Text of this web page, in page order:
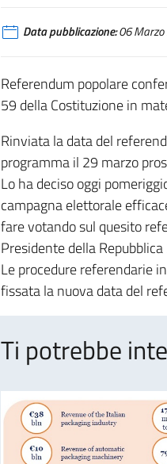
Data pubblicazione:06 Marzo
Referendum popolare
59 della Costituzione in
Rinviata la data del
programma il 29 marzo
Lo ha deciso oggi
campagna elettorale
fare votando sul quesito
Presidente della
Le procedure referendarie
fissata la nuova data del
Ti potrebbe